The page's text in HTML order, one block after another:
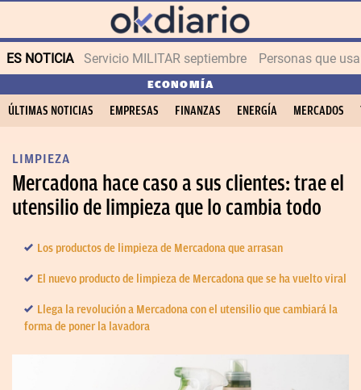
ES NOTICIA Servicio MILITAR septiembre Personas que
ECONOMÍA
ÚLTIMAS NOTICIAS EMPRESAS FINANZAS ENERGÍA MERCADOS
LIMPIEZA
Mercadona hace caso a sus clientes: trae el
utensilio de limpieza que lo cambia todo
Los productos de limpieza de Mercadona que arrasan
El nuevo producto de limpieza de Mercadona que se ha vuelto viral
Llega la revolución a Mercadona con el utensilio que cambiará la
forma de poner la lavadora